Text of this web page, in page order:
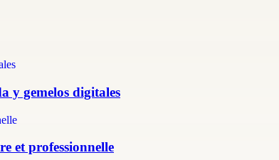
y gemelos digitales
et professionnelle